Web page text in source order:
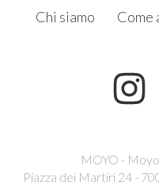
Chi siamo
Come
MOYO -
Piazza dei Martiri 24 -